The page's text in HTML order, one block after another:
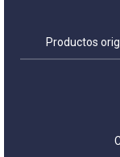
Productos